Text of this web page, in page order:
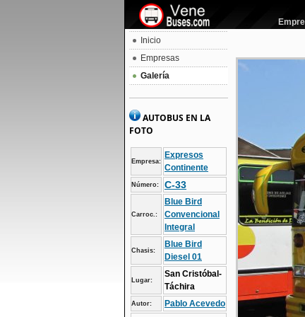
Inicio
Empresas
Galería
AUTOBUS EN LA
FOTO
Empresa:
Expresos
Continente
Número: C-33
Carroc.:
Blue Bird
Convencional
Integral
Chasis:
Blue Bird
Diesel 01
Lugar:
San Cristóbal-
Táchira
Autor:
Pablo Acevedo